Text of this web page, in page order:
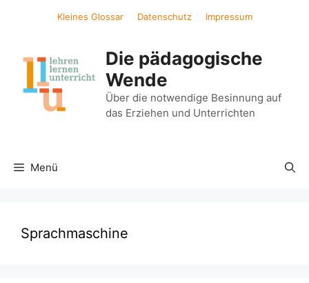
Kleines Glossar Datenschutz Impressum
Die pädagogische
Wende
Über die notwendige Besinnung auf
das Erziehen und Unterrichten
Menü
Sprachmaschine